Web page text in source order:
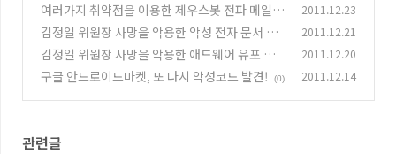
여러가지 취약점을 이용한 제우스봇 전파 메일
발견
(0)
2011.12.23
김정일 위원장 사망을 악용한 악성 전자 문서 파
일 유포
(0)
2011.12.21
김정일 위원장 사망을 악용한 애드웨어 유포 시
도
(0)
2011.12.20
구글 안드로이드마켓, 또 다시 악성코드 발견! (0) 2011.12.14
관련글